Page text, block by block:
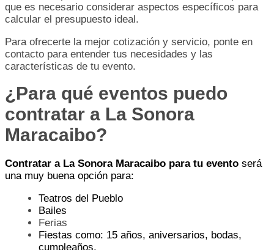
que es necesario considerar aspectos específicos para
calcular el presupuesto ideal.
Para ofrecerte la mejor cotización y servicio, ponte en
contacto para entender tus necesidades y las
características de tu evento.
¿Para qué eventos puedo
contratar a La Sonora
Maracaibo?
Contratar a La Sonora Maracaibo para tu evento será
una muy buena opción para:
Teatros del Pueblo
Bailes
Ferias
Fiestas como: 15 años, aniversarios, bodas,
cumpleaños.